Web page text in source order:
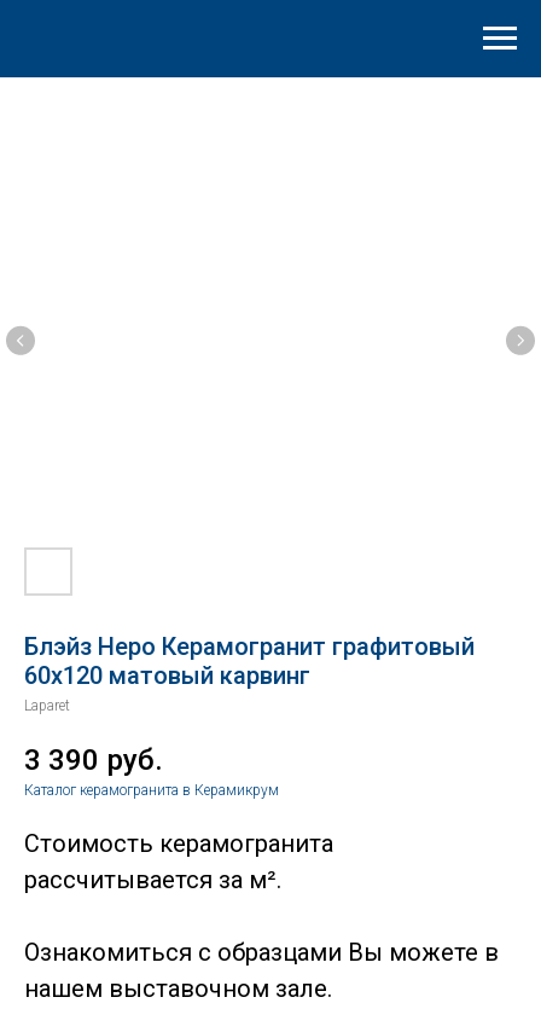
Блэйз Неро Керамогранит графитовый
60х120 матовый карвинг
Laparet
3 390 руб.
Каталог керамогранита в Керамикрум
Стоимость керамогранита
рассчитывается за м².
Ознакомиться с образцами Вы можете в
нашем выставочном зале.